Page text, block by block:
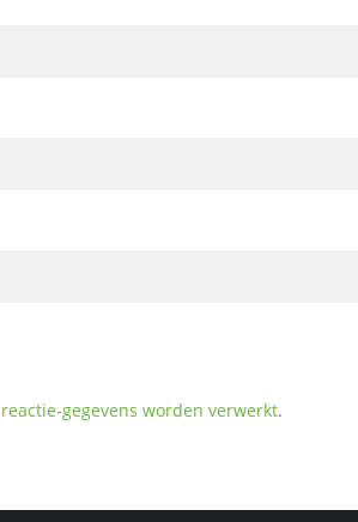
gegevens worden verwerkt.